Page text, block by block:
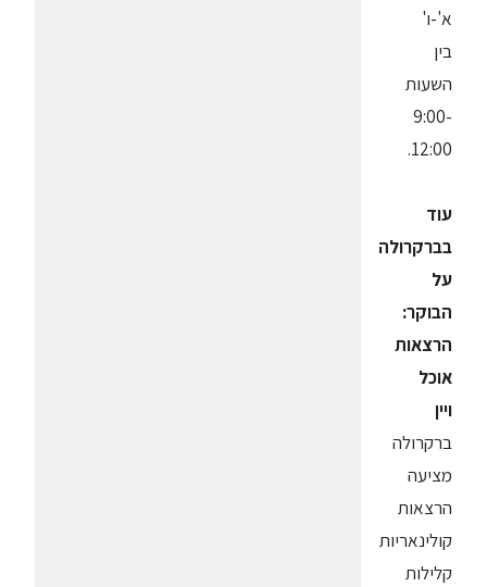
א'-ו'
בין
השעות
9:00-
12:00.
עוד
בברקרולה
על
הבוקר:
הרצאות
אוכל
ויין
ברקרולה
מציעה
הרצאות
קולינאריות
קלילות